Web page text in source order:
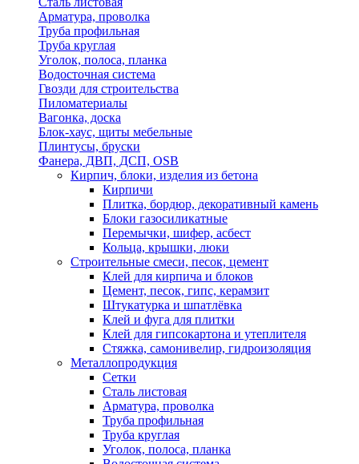
Арматура, проволка
Труба профильная
Труба круглая
Уголок, полоса, планка
Водосточная система
Гвозди для строительства
Пиломатериалы
Вагонка, доска
Блок-хаус, щиты мебельные
Плинтусы, бруски
Фанера, ДВП, ДСП, OSB
Кирпич, блоки, изделия из бетона
Кирпичи
Плитка, бордюр, декоративный камень
Блоки газосиликатные
Перемычки, шифер, асбест
Кольца, крышки, люки
Строительные смеси, песок, цемент
Клей для кирпича и блоков
Цемент, песок, гипс, керамзит
Штукатурка и шпатлёвка
Клей и фуга для плитки
Клей для гипсокартона и утеплителя
Стяжка, самонивелир, гидроизоляция
Металлопродукция
Сетки
Сталь листовая
Арматура, проволка
Труба профильная
Труба круглая
Уголок, полоса, планка